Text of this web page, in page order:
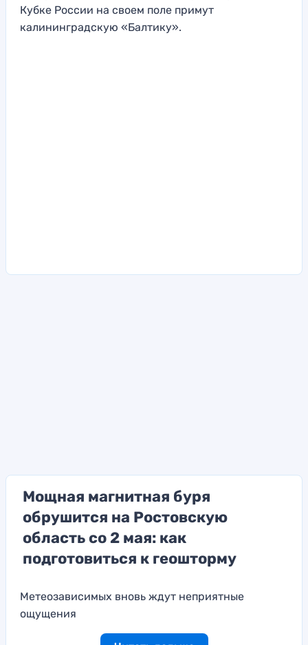
Кубке России на своем поле примут
калининградскую «Балтику».
Мощная магнитная буря
обрушится на Ростовскую
область со 2 мая: как
подготовиться к геошторму
Метеозависимых вновь ждут неприятные
ощущения